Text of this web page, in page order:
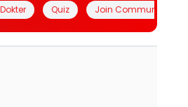
Quiz Join Community